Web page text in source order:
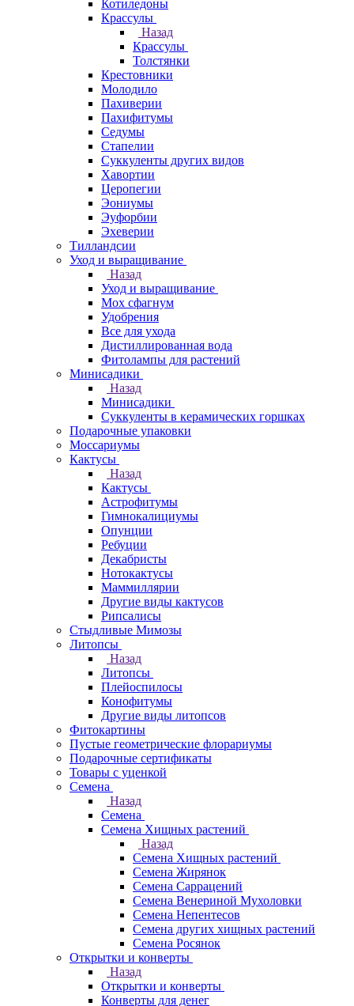
Котиледоны
Крассулы
Назад
Крассулы
Толстянки
Крестовники
Молодило
Пахиверии
Пахифитумы
Седумы
Стапелии
Суккуленты других видов
Хавортии
Церопегии
Эониумы
Эуфорбии
Эхеверии
Тилландсии
Уход и выращивание
Назад
Уход и выращивание
Мох сфагнум
Удобрения
Все для ухода
Дистиллированная вода
Фитолампы для растений
Минисадики
Назад
Минисадики
Суккуленты в керамических горшках
Подарочные упаковки
Моссариумы
Кактусы
Назад
Кактусы
Астрофитумы
Гимнокалициумы
Опунции
Ребуции
Декабристы
Нотокактусы
Маммиллярии
Другие виды кактусов
Рипсалисы
Стыдливые Мимозы
Литопсы
Назад
Литопсы
Плейоспилосы
Конофитумы
Другие виды литопсов
Фитокартины
Пустые геометрические флорариумы
Подарочные сертификаты
Товары с уценкой
Семена
Назад
Семена
Семена Хищных растений
Назад
Семена Хищных растений
Семена Жирянок
Семена Саррацений
Семена Венериной Мухоловки
Семена Непентесов
Семена других хищных растений
Семена Росянок
Открытки и конверты
Назад
Открытки и конверты
Конверты для денег